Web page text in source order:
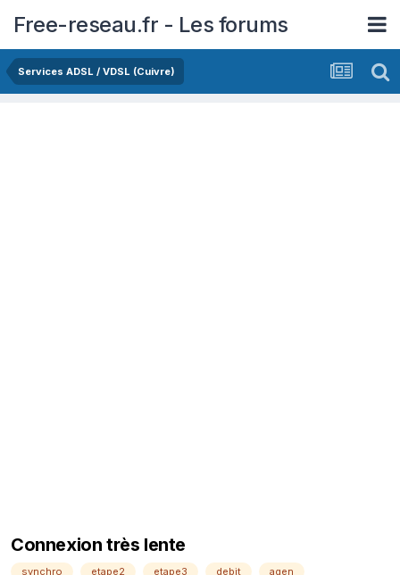
Free-reseau.fr - Les forums
Services ADSL / VDSL (Cuivre)
Connexion très lente
synchro etape2 etape3 debit agen